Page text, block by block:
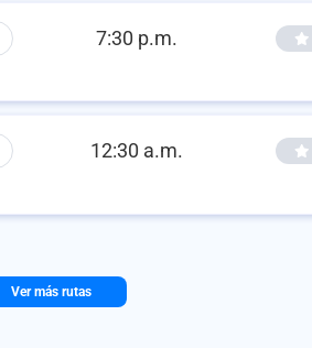
7:30 p.m.
12:30 a.m.
Ver más rutas